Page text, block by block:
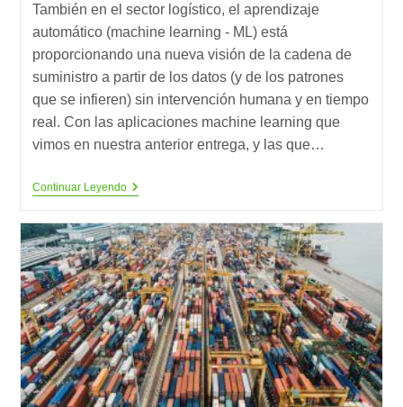
entrada:
entrada:
También en el sector logístico, el aprendizaje
automático (machine learning - ML) está
proporcionando una nueva visión de la cadena de
suministro a partir de los datos (y de los patrones
que se infieren) sin intervención humana y en tiempo
real. Con las aplicaciones machine learning que
vimos en nuestra anterior entrega, y las que…
Continuar Leyendo10
Del
Aprendizaje
Automático
En
La
Cadena
De
Suministro
(2)